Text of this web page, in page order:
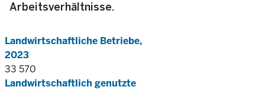
Arbeitsverhältnisse.
Landwirtschaftliche Betriebe,
2023
33 570
Landwirtschaftlich genutzte